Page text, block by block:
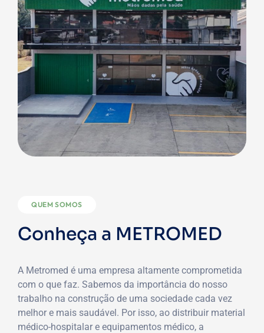
QUEM SOMOS
Conheça a METROMED
A Metromed é uma empresa altamente comprometida
com o que faz. Sabemos da importância do nosso
trabalho na construção de uma sociedade cada vez
melhor e mais saudável. Por isso, ao distribuir material
médico-hospitalar e equipamentos médico, a